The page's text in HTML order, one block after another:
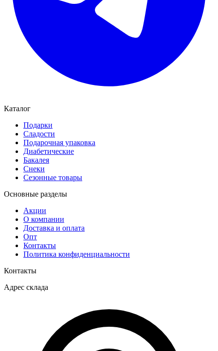
Каталог
Подарки
Сладости
Подарочная упаковка
Диабетические
Бакалея
Снеки
Сезонные товары
Основные разделы
Акции
О компании
Доставка и оплата
Опт
Контакты
Политика конфиденциальности
Контакты
Адрес склада